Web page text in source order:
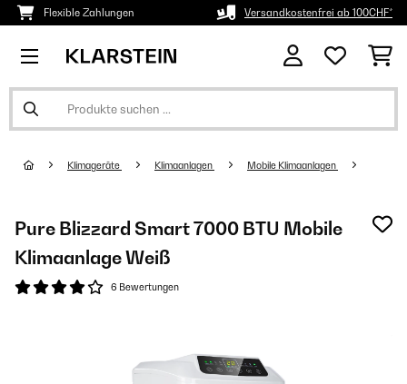
Flexible Zahlungen Versandkostenfrei ab 100CHF*
Klimageräte Klimaanlagen Mobile Klimaanlagen
Pure Blizzard Smart 7000 BTU Mobile
Klimaanlage Weiß
6 Bewertungen